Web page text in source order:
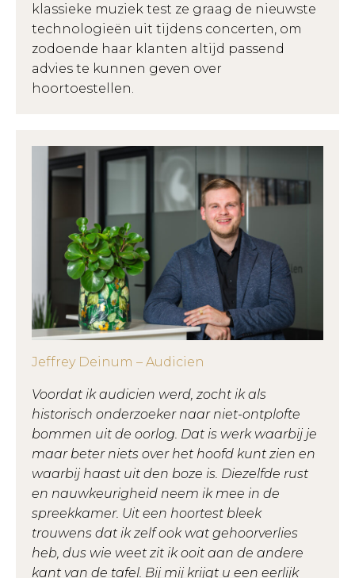
klassieke muziek test ze graag de nieuwste
technologieën uit tijdens concerten, om
zodoende haar klanten altijd passend
advies te kunnen geven over
hoortoestellen.
Jeffrey Deinum – Audicien
Voordat ik audicien werd, zocht ik als
historisch onderzoeker naar niet-ontplofte
bommen uit de oorlog. Dat is werk waarbij je
maar beter niets over het hoofd kunt zien en
waarbij haast uit den boze is. Diezelfde rust
en nauwkeurigheid neem ik mee in de
spreekkamer. Uit een hoortest bleek
trouwens dat ik zelf ook wat gehoorverlies
heb, dus wie weet zit ik ooit aan de andere
kant van de tafel. Bij mij krijgt u een eerlijk